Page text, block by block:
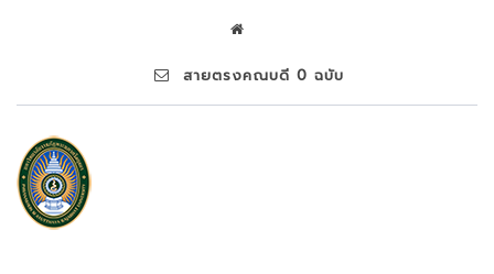
สายตรงคณบดี 0 ฉบับ